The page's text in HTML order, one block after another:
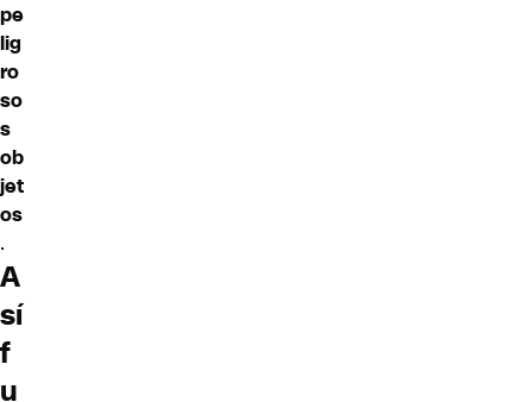
pe
lig
ro
so
s
ob
jet
os
.
A
sí
f
u